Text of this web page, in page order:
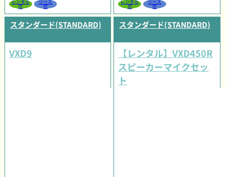
レンタル
可
リース
可
レンタル
可
リース
可
スタンダード(STANDARD)
VXD9
スタンダード(STANDARD)
【レンタル】VXD450R
スピーカーマイクセッ
ト